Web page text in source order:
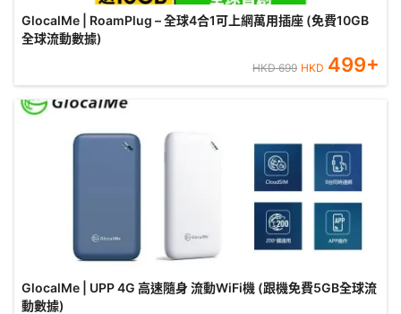
GlocalMe | RoamPlug – 全球4合1可上網萬用插座 (免費10GB
全球流動數據)
HKD699 HKD 499+
GlocalMe | UPP 4G 高速隨身 流動WiFi機 (跟機免費5GB全球流
動數據)